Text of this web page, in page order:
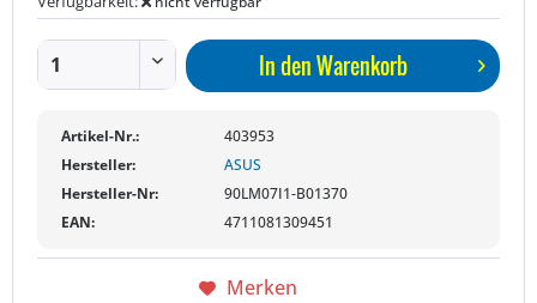
In denWarenkorb
Artikel-Nr.:
403953
Hersteller:
ASUS
Hersteller-Nr:
90LM07I1-B01370
EAN:
4711081309451
Merken